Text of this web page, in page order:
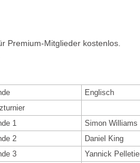
Premium-Mitglieder kostenlos.
Englisch
1
Simon Williams
2
Daniel King
3
Yannick